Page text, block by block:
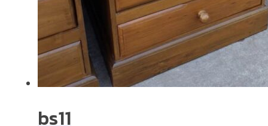
bs11